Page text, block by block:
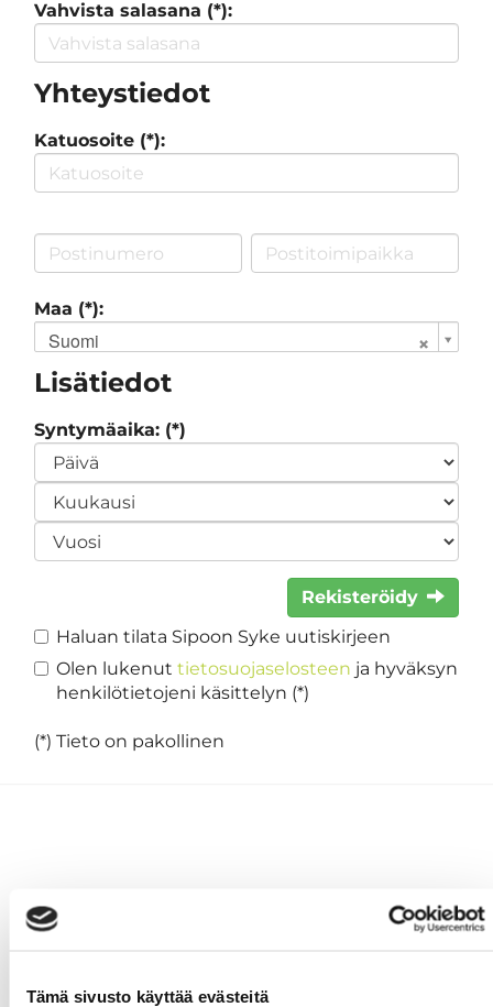
Tämä sivusto käyttää evästeitä
Vahvista salasana (*):
Yhteystiedot
Katuosoite (*):
Maa (*):
Suomi
Lisätiedot
Syntymäaika: (*)
Rekisteröidy
Haluan tilata Sipoon Syke uutiskirjeen
Olen lukenut tietosuojaselosteen ja hyväksyn
henkilötietojeni käsittelyn (*)
(*) Tieto on pakollinen